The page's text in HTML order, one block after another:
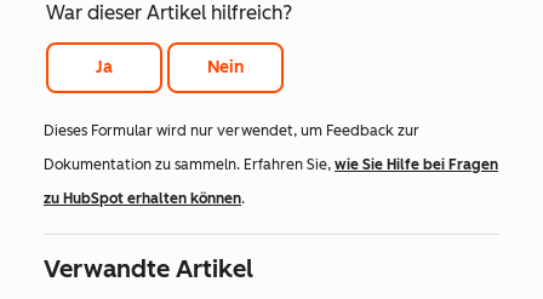
War dieser Artikel hilfreich?
Ja Nein
Dieses Formular wird nur verwendet, um Feedback zur
Dokumentation zu sammeln. Erfahren Sie, wie Sie Hilfe bei Fragen
zu HubSpot erhalten können.
Verwandte Artikel